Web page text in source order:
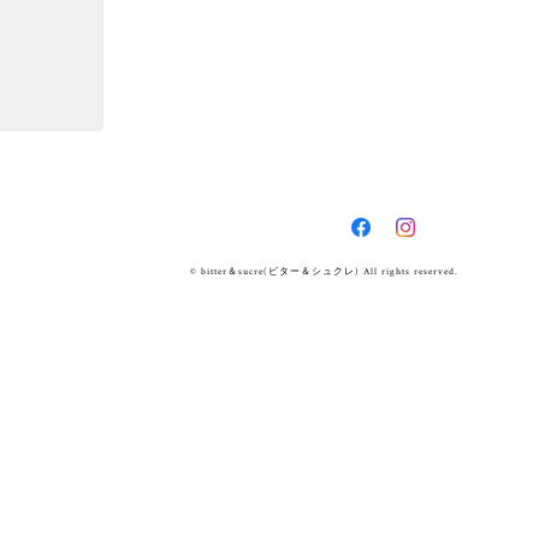
© bitter＆sucre(ビター＆シュクレ) All rights reserved.